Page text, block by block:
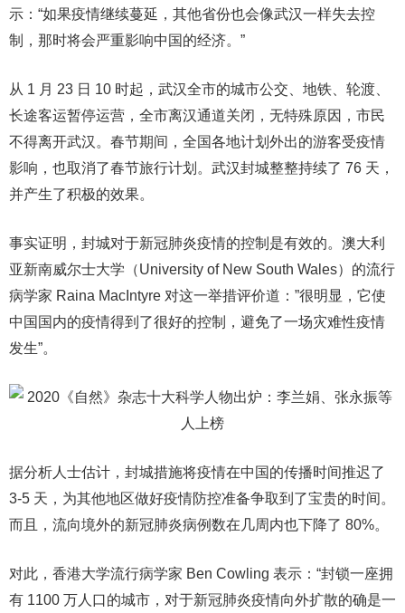
示：“如果疫情继续蔓延，其他省份也会像武汉一样失去控
制，那时将会严重影响中国的经济。”
从 1 月 23 日 10 时起，武汉全市的城市公交、地铁、轮渡、
长途客运暂停运营，全市离汉通道关闭，无特殊原因，市民
不得离开武汉。春节期间，全国各地计划外出的游客受疫情
影响，也取消了春节旅行计划。武汉封城整整持续了 76 天，
并产生了积极的效果。
事实证明，封城对于新冠肺炎疫情的控制是有效的。澳大利
亚新南威尔士大学（University of New South Wales）的流行
病学家 Raina MacIntyre 对这一举措评价道：”很明显，它使
中国国内的疫情得到了很好的控制，避免了一场灾难性疫情
发生”。
据分析人士估计，封城措施将疫情在中国的传播时间推迟了
3-5 天，为其他地区做好疫情防控准备争取到了宝贵的时间。
而且，流向境外的新冠肺炎病例数在几周内也下降了 80%。
对此，香港大学流行病学家 Ben Cowling 表示：“封锁一座拥
有 1100 万人口的城市，对于新冠肺炎疫情向外扩散的确是一